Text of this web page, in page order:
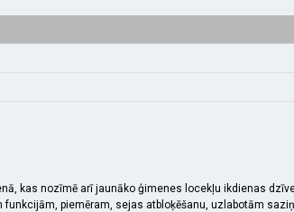
kas nozīmē arī jaunāko ģimenes locekļu ikdienas
piemēram, sejas atbloķēšanu, uzlabotām